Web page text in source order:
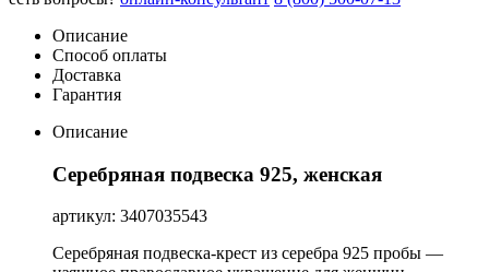
Описание
Способ оплаты
Доставка
Гарантия
Описание
Серебряная подвеска 925, женская
артикул: 3407035543
Серебряная подвеска-крест из серебра 925 пробы —